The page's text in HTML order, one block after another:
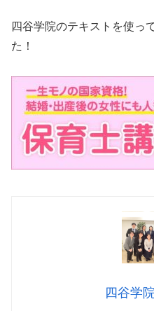
四谷学院のテキストを使っ
た！
四谷学